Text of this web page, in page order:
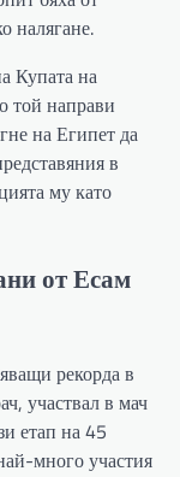
налягане.
Купата на
той направи
на Египет да
в
му като
от Есам
рекорда в
участвал в мач
етап на 45
много участия